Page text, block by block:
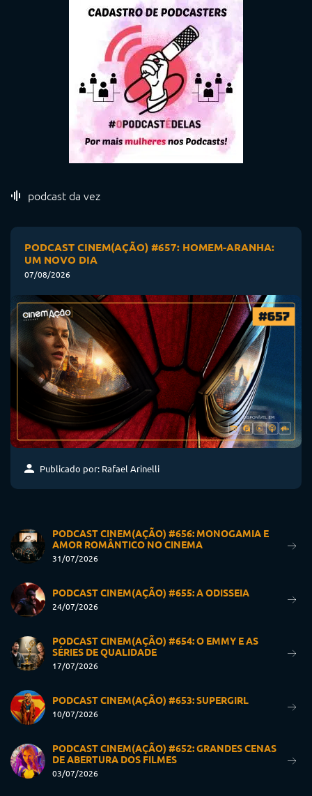
podcast da vez
PODCAST CINEM(AÇÃO) #657: HOMEM-ARANHA:
UM NOVO DIA
07/08/2026
Publicado por: Rafael Arinelli
PODCAST CINEM(AÇÃO) #656: MONOGAMIA E
AMOR ROMÂNTICO NO CINEMA
31/07/2026
PODCAST CINEM(AÇÃO) #655: A ODISSEIA
24/07/2026
PODCAST CINEM(AÇÃO) #654: O EMMY E AS
SÉRIES DE QUALIDADE
17/07/2026
PODCAST CINEM(AÇÃO) #653: SUPERGIRL
10/07/2026
PODCAST CINEM(AÇÃO) #652: GRANDES CENAS
DE ABERTURA DOS FILMES
03/07/2026